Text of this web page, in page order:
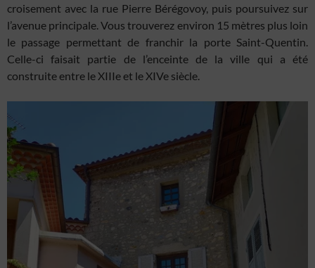
croisement avec la rue Pierre Bérégovoy, puis poursuivez sur
l’avenue principale. Vous trouverez environ 15 mètres plus loin
le passage permettant de franchir la porte Saint-Quentin.
Celle-ci faisait partie de l’enceinte de la ville qui a été
construite entre le XIIIe et le XIVe siècle.